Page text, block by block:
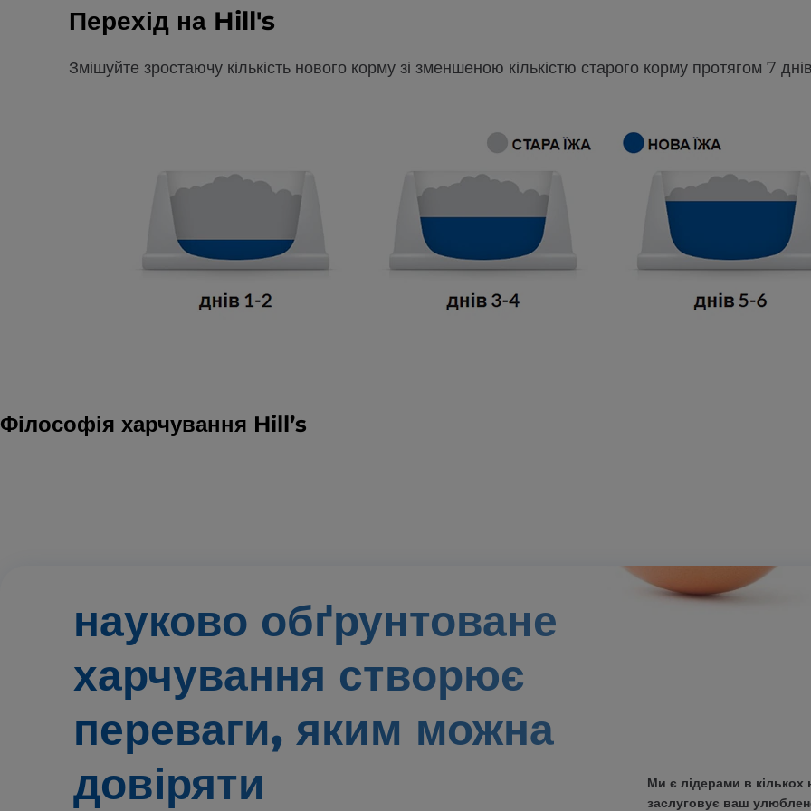
Перехід на Hill's
Змішуйте зростаючу кількість нового корму зі зменшеною кількістю старого корму протягом 7
Філософія харчування Hill’s
науково обґрунтоване
харчування створює
переваги, яким можна
довіряти
Ми є лідерами в кількох
заслуговує ваш